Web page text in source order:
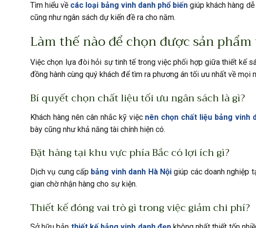
Tìm hiểu về các loại bảng vinh danh phổ biến giúp khách hàng
cũng như ngân sách dự kiến đề ra cho năm.
Làm thế nào để chọn được sản
Việc chọn lựa đòi hỏi sự tinh tế trong việc phối hợp giữa thiết kế
đồng hành cùng quý khách để tìm ra phương án tối ưu nhất về mọi
Bí quyết chọn chất liệu tối ưu ngân sách là gì?
Khách hàng nên cân nhắc kỹ việc nên chọn chất liệu bảng vinh
bày cũng như khả năng tài chính hiện có.
Đặt hàng tại khu vực phía Bắc có lợi ích gì?
Dịch vụ cung cấp bảng vinh danh Hà Nộigiúp các doanh nghiệp
gian chờ nhận hàng cho sự kiện.
Thiết kế đóng vai trò gì trong việc giảm chi phí?